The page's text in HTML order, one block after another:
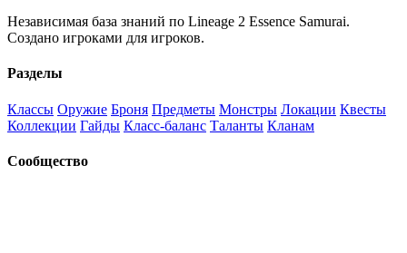
Независимая база знаний по Lineage 2 Essence Samurai.
Создано игроками для игроков.
Разделы
Классы Оружие Броня Предметы Монстры Локации Квесты
Коллекции Гайды Класс-баланс Таланты Кланам
Сообщество